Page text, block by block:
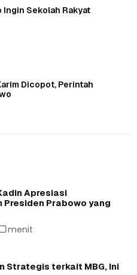
Ingin Sekolah Rakyat
Dicopot, Perintah
Apresiasi
Presiden Prabowo yang
menit
Strategis terkait MBG, Ini